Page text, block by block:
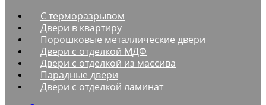
С терморазрывом
Двери в квартиру
Порошковые металлические двери
Двери с отделкой МДФ
Двери с отделкой из массива
Парадные двери
Двери с отделкой ламинат